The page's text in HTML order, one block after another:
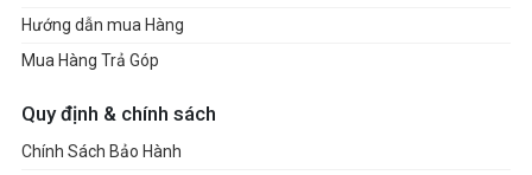
Hướng dẫn mua Hàng
Mua Hàng Trả Góp
Quy định & chính sách
Chính Sách Bảo Hành